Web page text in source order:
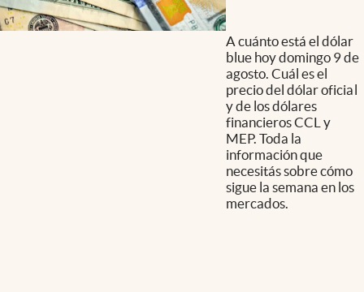
A cuánto está el dólar
blue hoy domingo 9 de
agosto. Cuál es el
precio del dólar oficial
y de los dólares
financieros CCL y
MEP. Toda la
información que
necesitás sobre cómo
sigue la semana en los
mercados.